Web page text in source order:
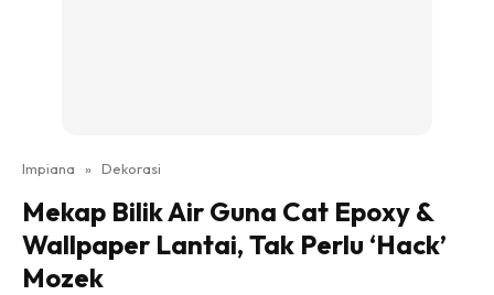
Ruang Makan
Ruang Tamu
Direktori
Impiana » Dekorasi
Mekap Bilik Air Guna Cat Epoxy &
Wallpaper Lantai, Tak Perlu ‘Hack’
Mozek